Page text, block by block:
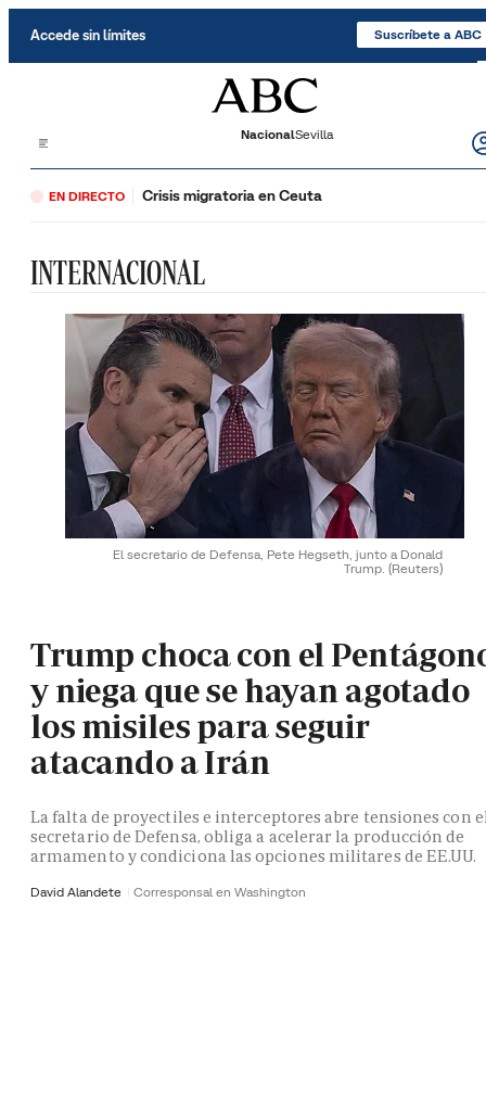
Accede sin límites Suscríbete a ABC
NacionalSevilla
EN DIRECTO Crisis migratoria en Ceuta
INTERNACIONAL
El secretario de Defensa, Pete Hegseth, junto a Donald
Trump. (Reuters)
Trump choca con el
y niega que se hayan agotado
los misiles para seguir
atacando a Irán
La falta de proyectiles e interceptores abre tensiones con
secretario de Defensa, obliga a acelerar la producción de
armamento y condiciona las opciones militares de EE.UU.
David Alandete Corresponsal en Washington